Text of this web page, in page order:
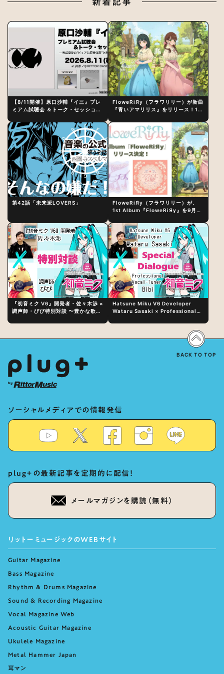
【8/11開催】原口沙輔『イ三』プレ
ミアム試聴会 ＆トーク・セッション
制作秘話
FloweRiЯy（フラワリリー）が新曲
『青いアマリリス』をリリース！1st
第42話「未来派LOVERS」
FloweRiЯy（フラワリリー）が、
1st Album『FloweRiЯy』を9月23
『初音ミク V6』開発者・佐々木渉 ×
調声師・びび特別対談 〜豊かな歌声
Hatsune Miku V6 Developer
Wataru Sasaki × Professional
Vocal Expression Lies in “Love
for the singing characters” and
ソーシャルメディアでの情報発信
plug+の最新記事を定期的に配信！
メールマガジンを購読（無料）
リットーミュージックのWEBサイト
Guitar Magazine
Bass Magazine
Rhythm & Drums Magazine
Sound & Recording Magazine
Vocal Magazine Web
Acoustic Guitar Magazine
Ukulele Magazine
Metal Hammer Japan
耳マン
BACK TO TOP